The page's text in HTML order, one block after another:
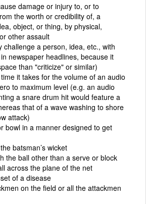
damage or injury to, or to
the worth or credibility of, a
object, or thing, by physical,
other assault
challenge a person, idea, etc., with
newspaper headlines, because it
than "criticize" or similar)
it takes for the volume of an audio
to maximum level (e.g. an audio
a snare drum hit would feature a
that of a wave washing to shore
attack)
bowl in a manner designed to get
batsman’s wicket
the ball other than a serve or block
across the plane of the net
of a disease
on the field or all the attackmen